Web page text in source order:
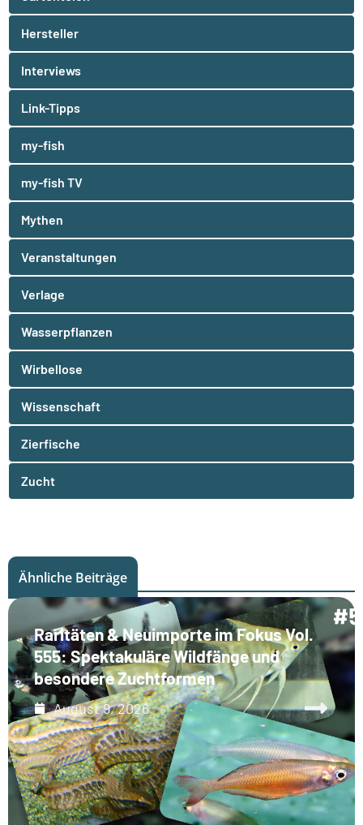
Hersteller
Interviews
Link-Tipps
my-fish
my-fish TV
Mythen
Veranstaltungen
Verlage
Wasserpflanzen
Wirbellose
Wissenschaft
Zierfische
Zucht
Ähnliche Beiträge
Raritäten & Neuimporte im Fokus Vol.
555: Spektakuläre Wildfänge und
besondere Zuchtformen
August 9, 2026